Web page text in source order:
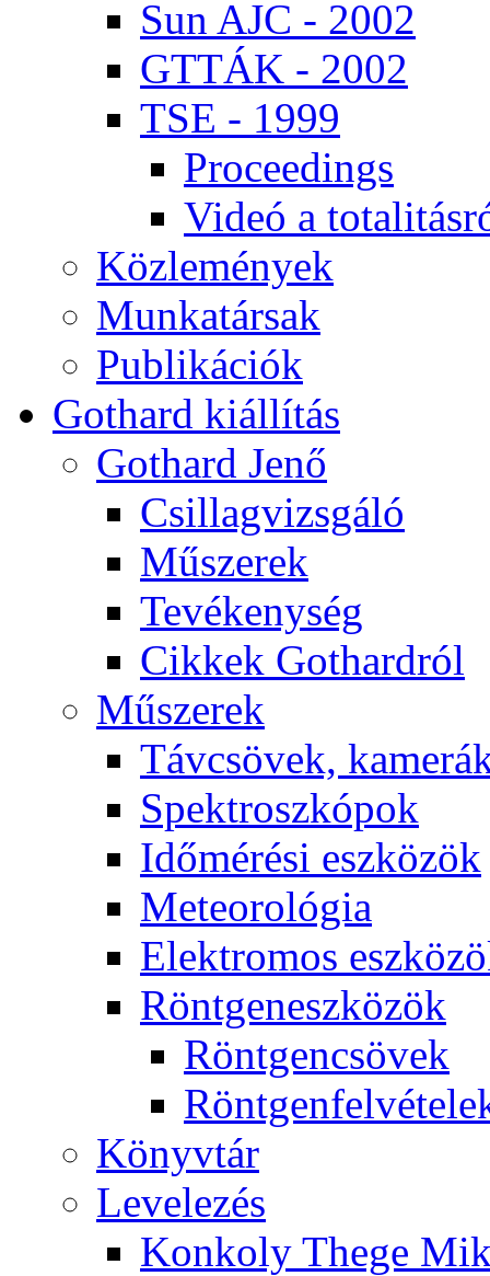
Sun AJC - 2002
GT­TÁK - 2002
TSE - 1999
Pro­ce­e­dings
Vi­deó a
Köz­le­mé­nyek
Mun­ka­tár­sak
Pub­li­ká­ci­ók
Got­hard ki­ál­lí­tás
Got­hard Je­nő
Csil­lag­vizs­gá­ló
Mű­sze­rek
Te­vé­keny­ség
Cik­kek Got­hard­ról
Mű­sze­rek
Táv­csö­vek,
Spekt­rosz­kó­pok
Idő­mé­ré­si esz­kö­zök
Me­te­o­ro­ló­gia
Elekt­ro­mos
Rönt­gen­esz­kö­zök
Rönt­gen­csö­vek
Könyv­tár
Le­ve­le­zés
Kon­koly The­ge